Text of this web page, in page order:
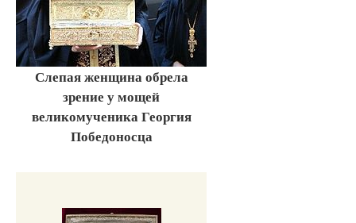
Слепая женщина обрела
зрение у мощей
великомученика Георгия
Победоносца